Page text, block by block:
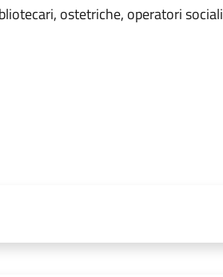
ostetriche, operatori sociali